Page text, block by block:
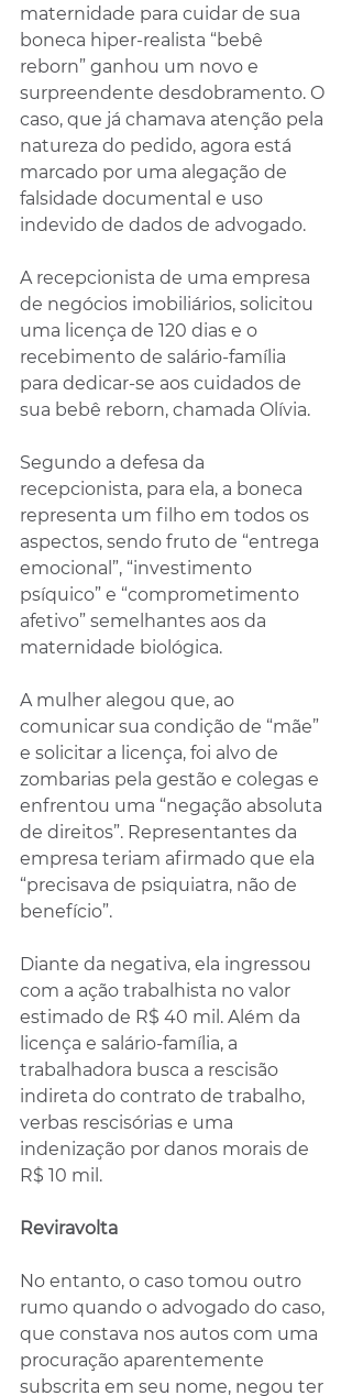
maternidade para cuidar de sua
boneca hiper-realista “bebê
reborn” ganhou um novo e
surpreendente desdobramento. O
caso, que já chamava atenção pela
natureza do pedido, agora está
marcado por uma alegação de
falsidade documental e uso
indevido de dados de advogado.
A recepcionista de uma empresa
de negócios imobiliários, solicitou
uma licença de 120 dias e o
recebimento de salário-família
para dedicar-se aos cuidados de
sua bebê reborn, chamada Olívia.
Segundo a defesa da
recepcionista, para ela, a boneca
representa um filho em todos os
aspectos, sendo fruto de “entrega
emocional”, “investimento
psíquico” e “comprometimento
afetivo” semelhantes aos da
maternidade biológica.
A mulher alegou que, ao
comunicar sua condição de “mãe”
e solicitar a licença, foi alvo de
zombarias pela gestão e colegas e
enfrentou uma “negação absoluta
de direitos”. Representantes da
empresa teriam afirmado que ela
“precisava de psiquiatra, não de
benefício”.
Diante da negativa, ela ingressou
com a ação trabalhista no valor
estimado de R$ 40 mil. Além da
licença e salário-família, a
trabalhadora busca a rescisão
indireta do contrato de trabalho,
verbas rescisórias e uma
indenização por danos morais de
R$ 10 mil.
Reviravolta
No entanto, o caso tomou outro
rumo quando o advogado do caso,
que constava nos autos com uma
procuração aparentemente
subscrita em seu nome, negou ter